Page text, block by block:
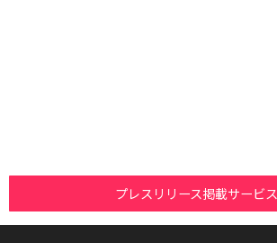
プレスリリース掲載サービス